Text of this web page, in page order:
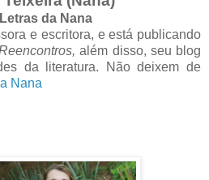
da Nana
e escritora, e está publicando
além disso, seu blog
da literatura. Não deixem de
Nana